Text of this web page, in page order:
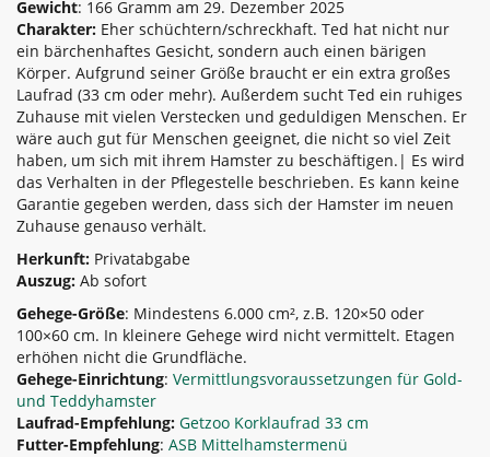
Gewicht: 166 Gramm am 29. Dezember 2025
Charakter: Eher schüchtern/schreckhaft. Ted hat nicht nur
ein bärchenhaftes Gesicht, sondern auch einen bärigen
Körper. Aufgrund seiner Größe braucht er ein extra großes
Laufrad (33 cm oder mehr). Außerdem sucht Ted ein ruhiges
Zuhause mit vielen Verstecken und geduldigen Menschen. Er
wäre auch gut für Menschen geeignet, die nicht so viel Zeit
haben, um sich mit ihrem Hamster zu beschäftigen.| Es wird
das Verhalten in der Pflegestelle beschrieben. Es kann keine
Garantie gegeben werden, dass sich der Hamster im neuen
Zuhause genauso verhält.
Herkunft: Privatabgabe
Auszug: Ab sofort
Gehege-Größe: Mindestens 6.000 cm², z.B. 120×50 oder
100×60 cm. In kleinere Gehege wird nicht vermittelt. Etagen
erhöhen nicht die Grundfläche.
Gehege-Einrichtung: Vermittlungsvoraussetzungen für Gold-
und Teddyhamster
Laufrad-Empfehlung: Getzoo Korklaufrad 33 cm
Futter-Empfehlung: ASB Mittelhamstermenü